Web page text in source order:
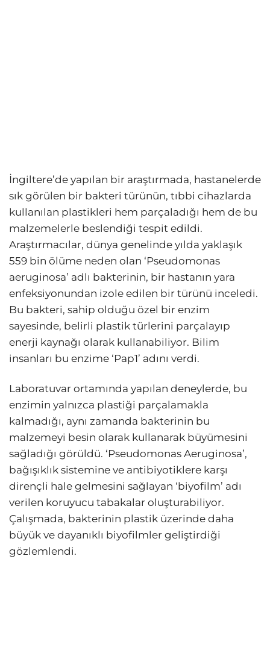
İngiltere’de yapılan bir araştırmada, hastanelerde
sık görülen bir bakteri türünün, tıbbi cihazlarda
kullanılan plastikleri hem parçaladığı hem de bu
malzemelerle beslendiği tespit edildi.
Araştırmacılar, dünya genelinde yılda yaklaşık
559 bin ölüme neden olan ‘Pseudomonas
aeruginosa’ adlı bakterinin, bir hastanın yara
enfeksiyonundan izole edilen bir türünü inceledi.
Bu bakteri, sahip olduğu özel bir enzim
sayesinde, belirli plastik türlerini parçalayıp
enerji kaynağı olarak kullanabiliyor. Bilim
insanları bu enzime ‘Pap1’ adını verdi.
Laboratuvar ortamında yapılan deneylerde, bu
enzimin yalnızca plastiği parçalamakla
kalmadığı, aynı zamanda bakterinin bu
malzemeyi besin olarak kullanarak büyümesini
sağladığı görüldü. ‘Pseudomonas Aeruginosa’,
bağışıklık sistemine ve antibiyotiklere karşı
dirençli hale gelmesini sağlayan ‘biyofilm’ adı
verilen koruyucu tabakalar oluşturabiliyor.
Çalışmada, bakterinin plastik üzerinde daha
büyük ve dayanıklı biyofilmler geliştirdiği
gözlemlendi.